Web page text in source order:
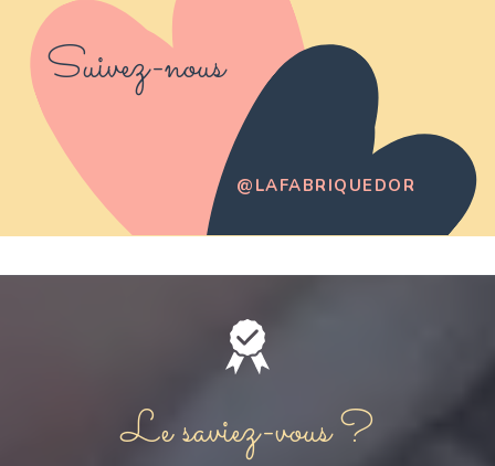
Suivez-nous
@LAFABRIQUEDOR
Le saviez-vous ?